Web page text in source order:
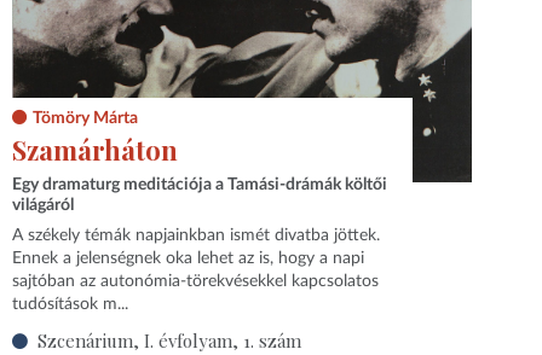
Tömöry Márta
Szamárháton
Egy dramaturg meditációja a Tamási-drámák költői
világáról
A székely témák napjainkban ismét divatba jöttek.
Ennek a jelenségnek oka lehet az is, hogy a napi
sajtóban az autonómia-törekvésekkel kapcsolatos
tudósítások m...
Szcenárium, I. évfolyam, 1. szám